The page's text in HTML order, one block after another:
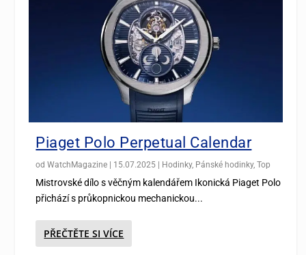
Piaget Polo Perpetual Calendar
odWatchMagazine 15.07.2025 Hodinky, Pánské hodinky,Top
Mistrovské dílo s věčným kalendářem Ikonická Piaget Polo
přichází s průkopnickou mechanickou...
PŘEČTĚTE SI VÍCE